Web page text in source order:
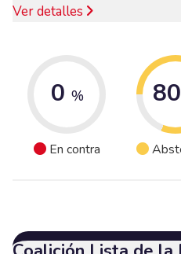
Ver detalles
0 %
En contra
80